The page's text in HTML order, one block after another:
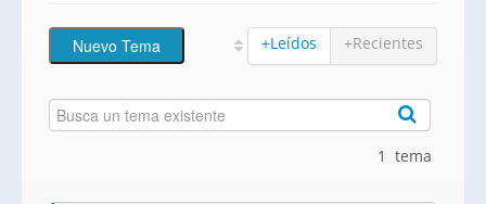
+Leídos +Recientes
1 tema